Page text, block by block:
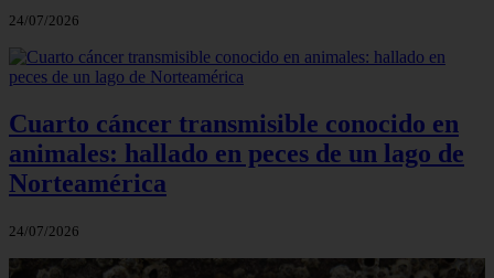
24/07/2026
Cuarto cáncer transmisible conocido en
animales: hallado en peces de un lago de
Norteamérica
24/07/2026